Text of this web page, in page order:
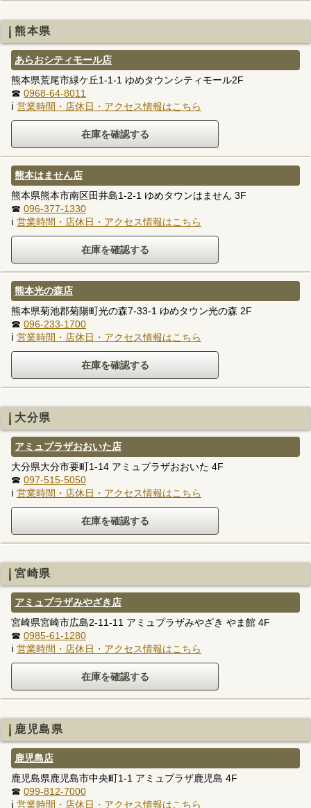
熊本県
あらおシティモール店
熊本県荒尾市緑ケ丘1-1-1 ゆめタウンシティモール2F
☎ 0968-64-8011
ℹ 営業時間・店休日・アクセス情報はこちら
熊本はません店
熊本県熊本市南区田井島1-2-1 ゆめタウンはません 3F
☎ 096-377-1330
ℹ 営業時間・店休日・アクセス情報はこちら
熊本光の森店
熊本県菊池郡菊陽町光の森7-33-1 ゆめタウン光の森 2F
☎ 096-233-1700
ℹ 営業時間・店休日・アクセス情報はこちら
大分県
アミュプラザおおいた店
大分県大分市要町1-14 アミュプラザおおいた 4F
☎ 097-515-5050
ℹ 営業時間・店休日・アクセス情報はこちら
宮崎県
アミュプラザみやざき店
宮崎県宮崎市広島2-11-11 アミュプラザみやざき やま館 4F
☎ 0985-61-1280
ℹ 営業時間・店休日・アクセス情報はこちら
鹿児島県
鹿児島店
鹿児島県鹿児島市中央町1-1 アミュプラザ鹿児島 4F
☎ 099-812-7000
ℹ 営業時間・店休日・アクセス情報はこちら